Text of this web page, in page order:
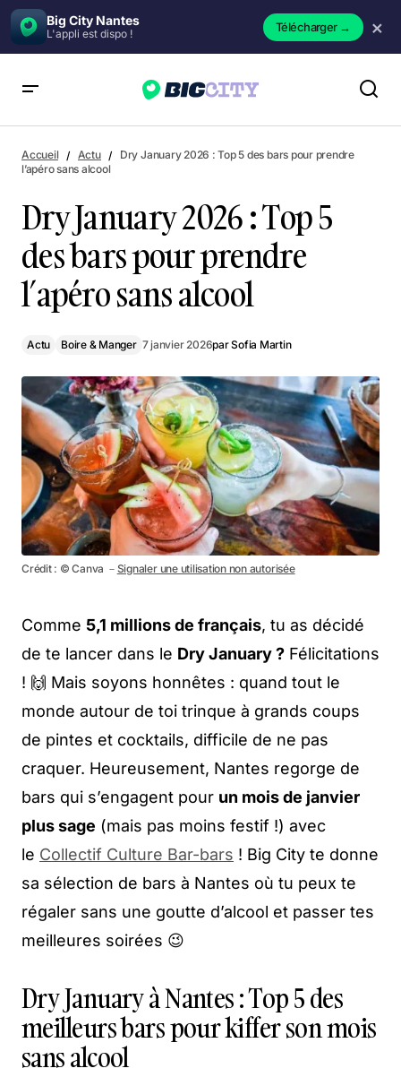
Big City Nantes
L'appli est dispo ! Télécharger→ ×
sans alcool
Accueil Actu
Dry January 2026 : Top 5 des bars pour prendre
l’apéro sans alcool
Dry January 2026 : Top 5
des bars pour prendre
l’apéro sans alcool
Actu Boire & Manger 7 janvier 2026parSofia Martin
Crédit : © Canva － Signaler une utilisation non autorisée
Comme 5,1 millions de français, tu as décidé
de te lancer dans le Dry January ? Félicitations
! 🙌 Mais soyons honnêtes : quand tout le
monde autour de toi trinque à grands coups
de pintes et cocktails, difficile de ne pas
craquer. Heureusement, Nantes regorge de
bars qui s’engagent pour un mois de janvier
plus sage (mais pas moins festif !) avec
le Collectif Culture Bar-bars ! Big City te donne
sa sélection de bars à Nantes où tu peux te
régaler sans une goutte d’alcool et passer tes
meilleures soirées 😉
Dry January à Nantes : Top 5 des
meilleurs bars pour kiffer son mois
sans alcool